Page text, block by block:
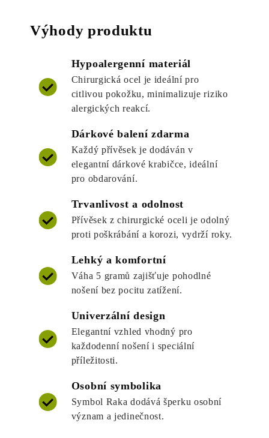
Výhody produktu
Hypoalergenní materiál
Chirurgická ocel je ideální pro
citlivou pokožku, minimalizuje riziko
alergických reakcí.
Dárkové balení zdarma
Každý přívěsek je dodáván v
elegantní dárkové krabičce, ideální
pro obdarování.
Trvanlivost a odolnost
Přívěsek z chirurgické oceli je odolný
proti poškrábání a korozi, vydrží roky.
Lehký a komfortní
Váha 5 gramů zajišťuje pohodlné
nošení bez pocitu zatížení.
Univerzální design
Elegantní vzhled vhodný pro
každodenní nošení i speciální
příležitosti.
Osobní symbolika
Symbol Raka dodává šperku osobní
význam a jedinečnost.